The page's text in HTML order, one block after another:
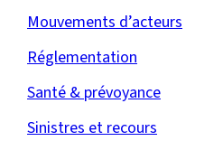
Mouvements d’acteurs
Réglementation
Santé & prévoyance
Sinistres et recours